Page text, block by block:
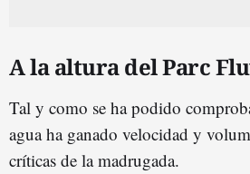
A la altura del Parc
Tal y como se ha podido
agua ha ganado velocidad y
críticas de la madrugada.